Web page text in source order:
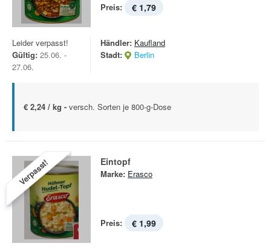
Preis: € 1,79
Leider verpasst!
Gültig: 25.06. -
27.06.
Händler: Kaufland
Stadt:
Berlin
€ 2,24 / kg - versch. Sorten je 800-g-Dose
Verpasst! Eintopf
Marke: Erasco
Preis: € 1,99